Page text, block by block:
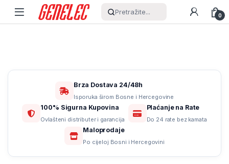
Skip to navigation
Skip to content
Pretražite... 0
Brza Dostava 24/48h
Isporuka širom Bosne i Hercegovine
100% Sigurna Kupovina
Ovlašteni distributer i garancija
Plaćanje na Rate
Do 24 rate bez kamata
Maloprodaje
Po cijeloj Bosni i Hercegovini